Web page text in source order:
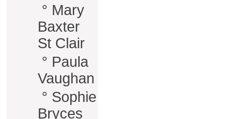
° Mary
Baxter
St Clair
° Paula
Vaughan
° Sophie
Bryces